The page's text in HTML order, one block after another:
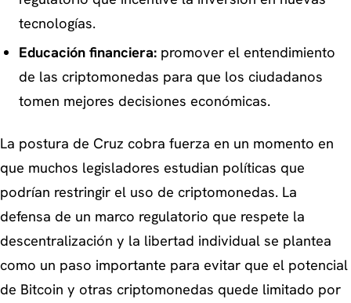
tecnologías.
Educación financiera:promover el entendimiento
de las criptomonedas para que los ciudadanos
tomen mejores decisiones económicas.
La postura de Cruz cobra fuerza en un momento en
que muchos legisladores estudian políticas que
podrían restringir el uso de criptomonedas. La
defensa de un marco regulatorio que respete la
descentralización y la libertad individual se plantea
como un paso importante para evitar que el potencial
de Bitcoin y otras criptomonedas quede limitado por